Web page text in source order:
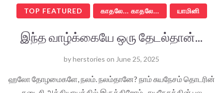
TOP FEATURED காதலே... காதலே... யாமினி
இந்த வாழ்க்கையே ஒரு தேடல்தான்...
byherstories on June 25, 2025
ஹலோ தோழமைகளே, நலம். நலம்தானே? நாம் சுயநேசம் தொடரின்